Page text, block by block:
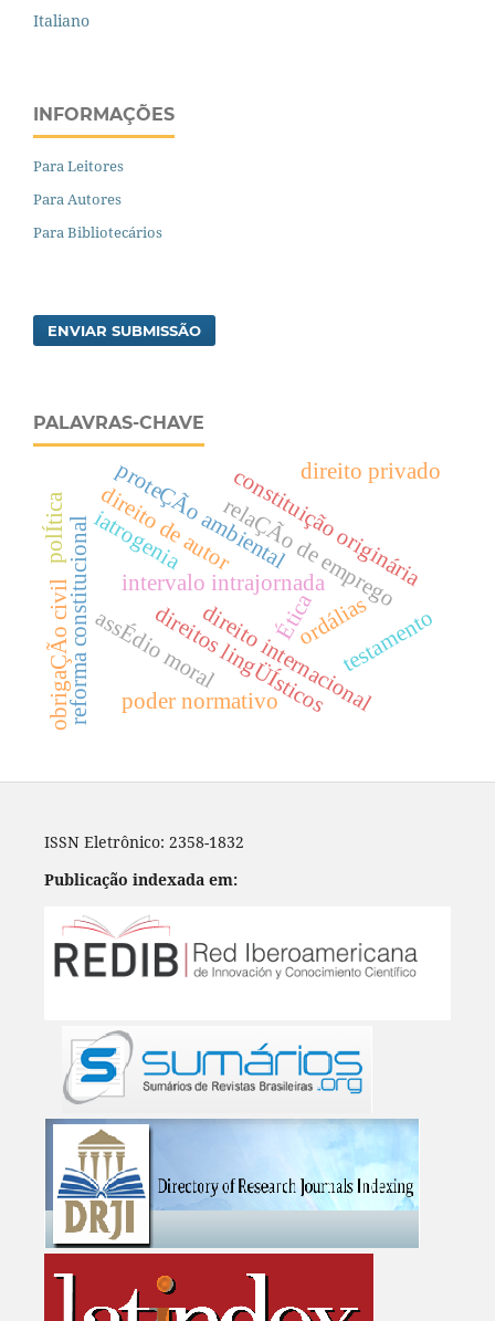
Italiano
INFORMAÇÕES
Para Leitores
Para Autores
Para Bibliotecários
ENVIAR SUBMISSÃO
PALAVRAS-CHAVE
assÉdio moral
intervalo intrajornada
direito internacional
reforma constitucional relaÇÃo de emprego
obrigaÇÃo civil
proteÇÃo ambiental
testamento
direitos lingÜÍsticos
constituição originária
direito de autor
poder normativo
polÍtica
direito privado
iatrogenia
Éticaordálias
ISSN Eletrônico: 2358-1832
Publicação indexada em: